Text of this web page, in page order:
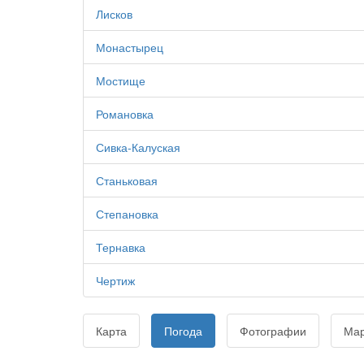
Лисков
Монастырец
Мостище
Романовка
Сивка-Калуская
Станьковая
Степановка
Тернавка
Чертиж
Карта Погода Фотографии